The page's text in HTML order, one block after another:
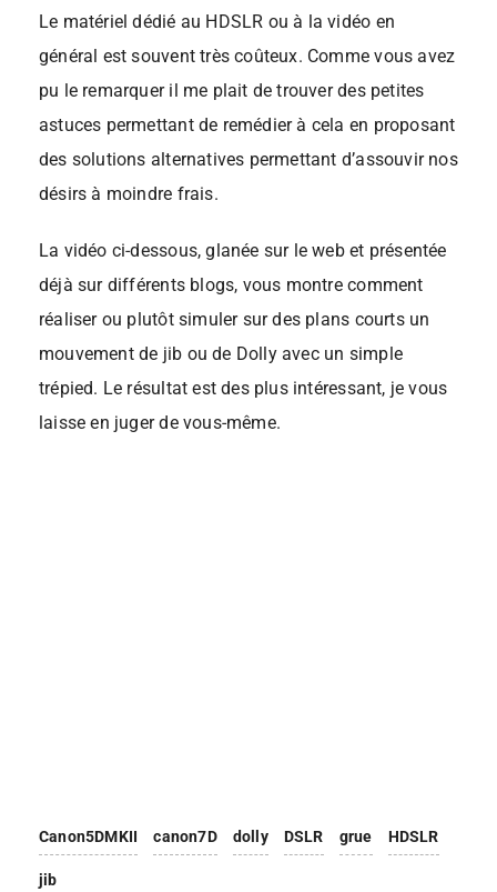
Le matériel dédié au HDSLR ou à la vidéo en
général est souvent très coûteux. Comme vous avez
pu le remarquer il me plait de trouver des petites
astuces permettant de remédier à cela en proposant
des solutions alternatives permettant d’assouvir nos
désirs à moindre frais.
La vidéo ci-dessous, glanée sur le web et présentée
déjà sur différents blogs, vous montre comment
réaliser ou plutôt simuler sur des plans courts un
mouvement de jib ou de Dolly avec un simple
trépied. Le résultat est des plus intéressant, je vous
laisse en juger de vous-même.
Canon5DMKII canon7D dolly DSLR grue HDSLR
jib